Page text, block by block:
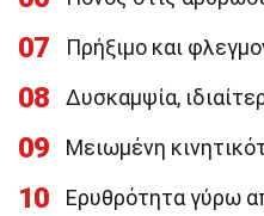
07 Πρήξιμο και
08 Δυσκαμψία,
09 Μειωμένη
10 Ερυθρότητα γύρω